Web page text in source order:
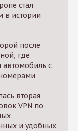
стал
в истории
после
где
автомобиль с
вторая
VPN по
и удобных